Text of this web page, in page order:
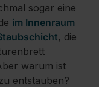
sogar eine
im Innenraum
, die
warum ist
entstauben?